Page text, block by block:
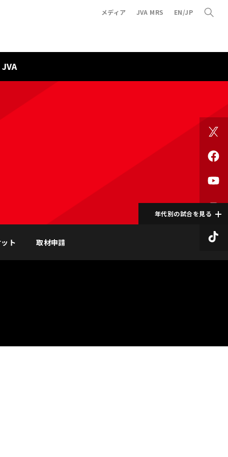
メディア JVA MRS EN/JP
JVA
年代別の試合を見る
ト 取材申請